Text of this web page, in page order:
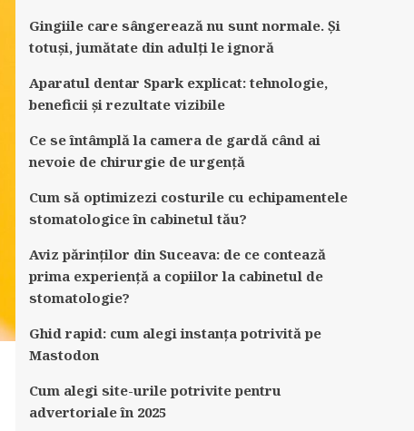
Gingiile care sângerează nu sunt normale. Și
totuși, jumătate din adulți le ignoră
Aparatul dentar Spark explicat: tehnologie,
beneficii și rezultate vizibile
Ce se întâmplă la camera de gardă când ai
nevoie de chirurgie de urgență
Cum să optimizezi costurile cu echipamentele
stomatologice în cabinetul tău?
Aviz părinților din Suceava: de ce contează
prima experiență a copiilor la cabinetul de
stomatologie?
Ghid rapid: cum alegi instanța potrivită pe
Mastodon
Cum alegi site-urile potrivite pentru
advertoriale în 2025